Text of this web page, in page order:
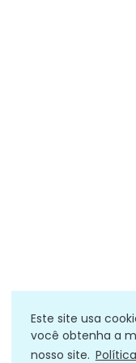
Este site usa
você obtenha a
nosso site.